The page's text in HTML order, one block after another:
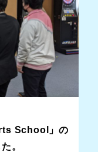
School」の
。